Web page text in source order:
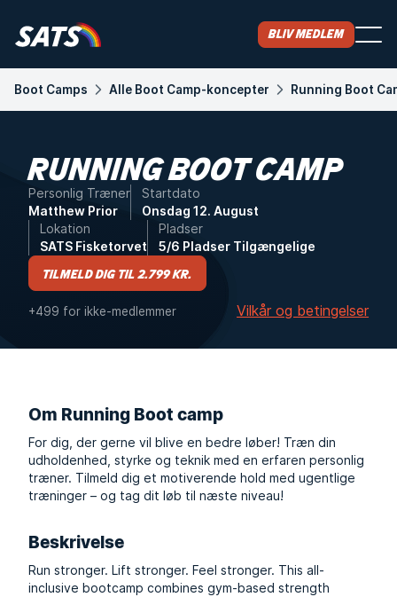
Bliv medlem
Boot Camps Alle Boot Camp-koncepter Running Boot
RUNNING BOOT CAMP
Personlig Træner
Matthew Prior
Startdato
Onsdag 12. August
Lokation
SATS Fisketorvet
Pladser
5/6 Pladser Tilgængelige
Tilmeld dig til 2.799 kr.
+499 for ikke-medlemmer Vilkår og betingelser
Om Running Boot camp
For dig, der gerne vil blive en bedre løber! Træn din
udholdenhed, styrke og teknik med en erfaren personlig
træner. Tilmeld dig et motiverende hold med ugentlige
træninger – og tag dit løb til næste niveau!
Beskrivelse
Run stronger. Lift stronger. Feel stronger. This all-
inclusive bootcamp combines gym-based strength